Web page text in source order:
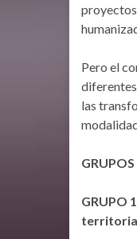
Pero el
las
GRUPO